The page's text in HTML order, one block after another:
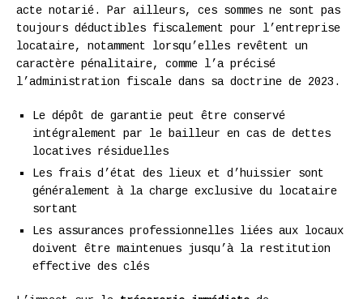
acte notarié. Par ailleurs, ces sommes ne sont pas
toujours déductibles fiscalement pour l’entreprise
locataire, notamment lorsqu’elles revêtent un
caractère pénalitaire, comme l’a précisé
l’administration fiscale dans sa doctrine de 2023.
Le dépôt de garantie peut être conservé
intégralement par le bailleur en cas de dettes
locatives résiduelles
Les frais d’état des lieux et d’huissier sont
généralement à la charge exclusive du locataire
sortant
Les assurances professionnelles liées aux locaux
doivent être maintenues jusqu’à la restitution
effective des clés